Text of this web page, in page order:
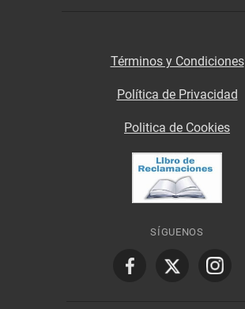
Términos y Condiciones
Política de Privacidad
Politica de Cookies
SÍGUENOS